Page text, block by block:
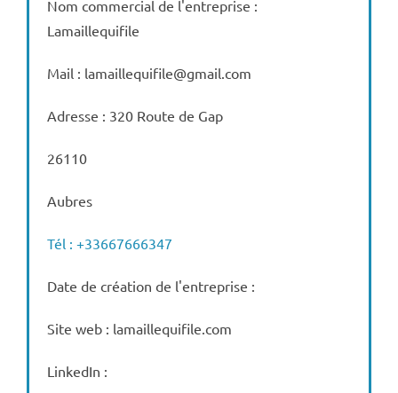
Nom commercial de l'entreprise :
Lamaillequifile
Mail : lamaillequifile@gmail.com
Adresse : 320 Route de Gap
26110
Aubres
Tél : +33667666347
Date de création de l'entreprise :
Site web : lamaillequifile.com
LinkedIn :